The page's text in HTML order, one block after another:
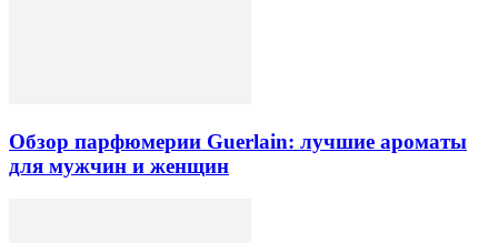
Обзор парфюмерии Guerlain: лучшие ароматы
для мужчин и женщин